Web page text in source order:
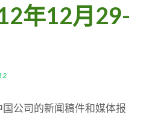
年12月29-
公司的新闻稿件和媒体报